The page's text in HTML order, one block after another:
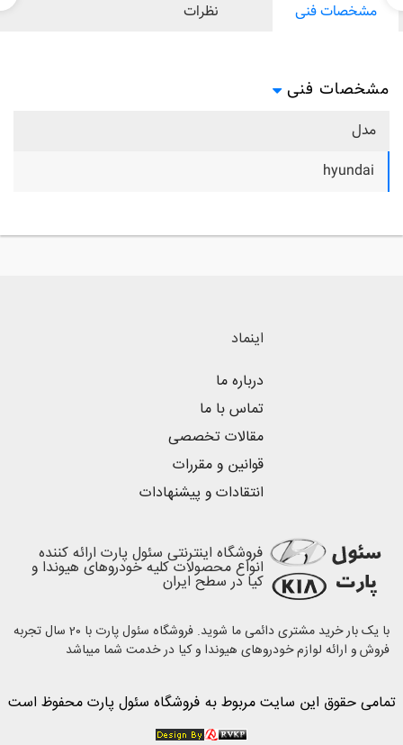
مشخصات فنی نظرات
مشخصات فنی
مدل
hyundai
اینماد
درباره ما
تماس با ما
مقالات تخصصی
قوانین و مقررات
انتقادات و پیشنهادات
فروشگاه اینترنتی سئول پارت ارائه کننده
انواع محصولات کلیه خودروهای هیوندا و
کیا در سطح ایران
با یک بار خرید مشتری دائمی ما شوید. فروشگاه سئول پارت با 20 سال تجربه
فروش و ارائه لوازم خودروهای هیوندا و کیا در خدمت شما میباشد
تمامی حقوق این سایت مربوط به فروشگاه سئول پارت محفوظ است